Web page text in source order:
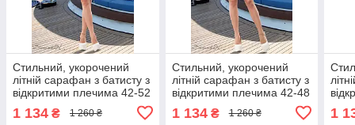
Стильний, укорочений
літній сарафан з батисту з
відкритими плечима 42-52
1 134 ₴ 1 260 ₴
Стильний, укорочений
літній сарафан з батисту з
відкритими плечима 42-48
1 134₴ 1 260 ₴ 1